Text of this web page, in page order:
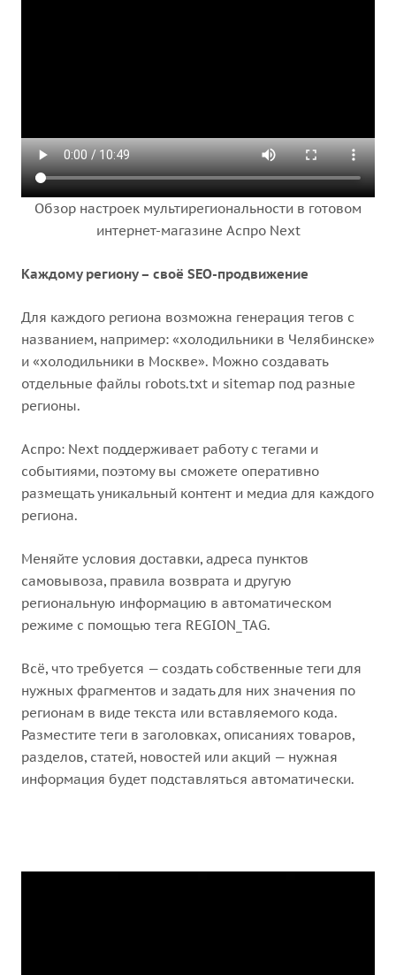
Обзор настроек мультирегиональности в готовом
интернет-магазине Аспро Next
Каждому региону – своё SEO-продвижение
Для каждого региона возможна генерация тегов с
названием, например: «холодильники в Челябинске»
и «холодильники в Москве». Можно создавать
отдельные файлы robots.txt и sitemap под разные
регионы.
Аспро: Next поддерживает работу с тегами и
событиями, поэтому вы сможете оперативно
размещать уникальный контент и медиа для каждого
региона.
Меняйте условия доставки, адреса пунктов
самовывоза, правила возврата и другую
региональную информацию в автоматическом
режиме с помощью тега REGION_TAG.
Всё, что требуется — создать собственные теги для
нужных фрагментов и задать для них значения по
регионам в виде текста или вставляемого кода.
Разместите теги в заголовках, описаниях товаров,
разделов, статей, новостей или акций — нужная
информация будет подставляться автоматически.